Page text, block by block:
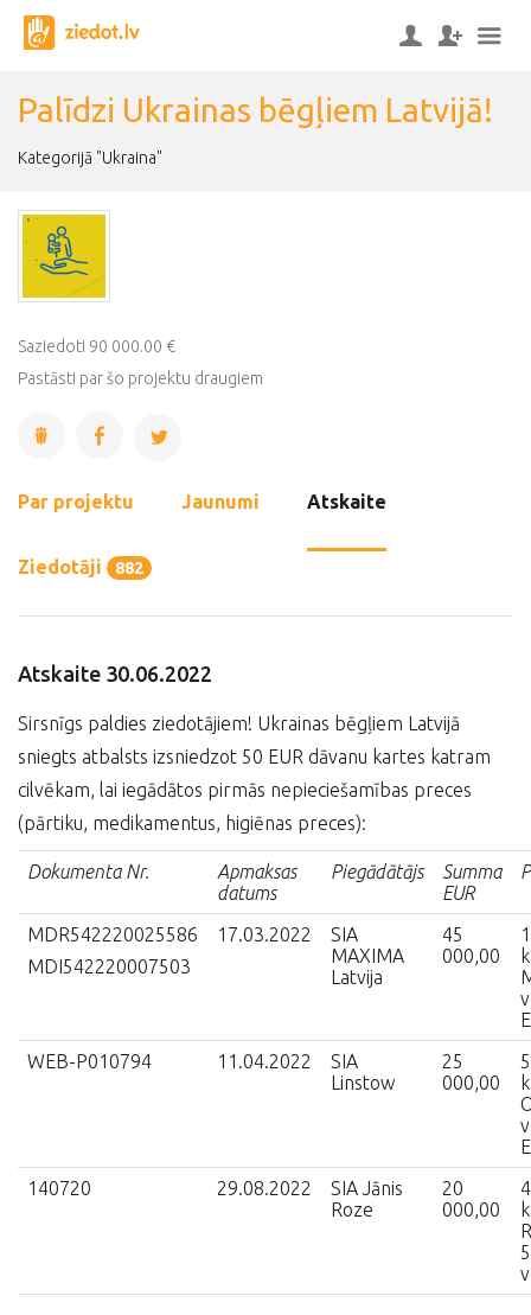
Palīdzi Ukrainas bēgļiem Latvijā!
Kategorijā "Ukraina"
Saziedoti 90 000.00 €
Pastāsti par šo projektu draugiem
Par projektu Jaunumi Atskaite
Ziedotāji 882
Atskaite 30.06.2022
Sirsnīgs paldies ziedotājiem! Ukrainas bēgļiem Latvijā
sniegts atbalsts izsniedzot 50 EUR dāvanu kartes katram
cilvēkam, lai iegādātos pirmās nepieciešamības preces
(pārtiku, medikamentus, higiēnas preces):
Dokumenta Nr.
Apmaksas
datums
Piegādātājs
Summa
EUR
MDR542220025586
MDI542220007503
17.03.2022
SIA
MAXIMA
Latvija
45
000,00
WEB-P010794
11.04.2022
SIA
Linstow
25
000,00
140720
29.08.2022
SIA Jānis
Roze
20
000,00